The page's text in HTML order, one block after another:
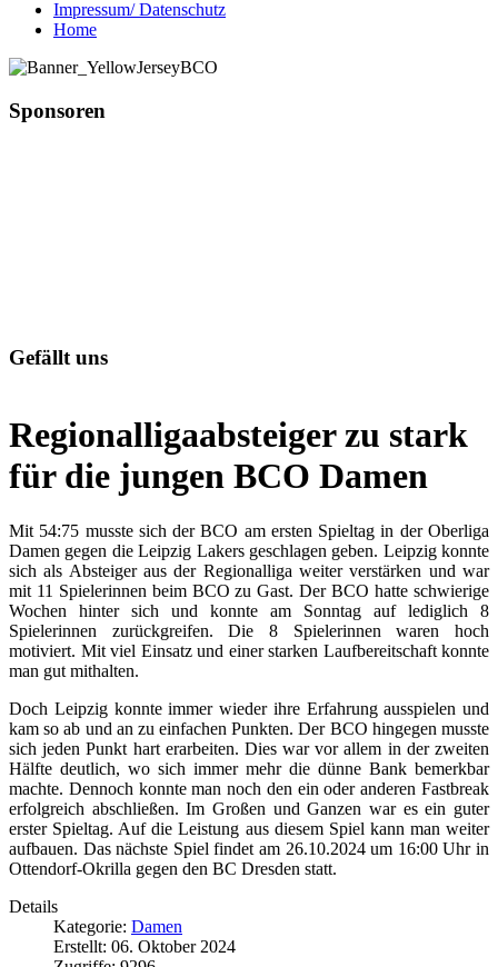
Impressum/ Datenschutz
Home
Sponsoren
Gefällt uns
Regionalligaabsteiger zu stark
für die jungen BCO Damen
Mit 54:75 musste sich der BCO am ersten Spieltag in der Oberliga
Damen gegen die Leipzig Lakers geschlagen geben. Leipzig konnte
sich als Absteiger aus der Regionalliga weiter verstärken und war
mit 11 Spielerinnen beim BCO zu Gast. Der BCO hatte schwierige
Wochen hinter sich und konnte am Sonntag auf lediglich 8
Spielerinnen zurückgreifen. Die 8 Spielerinnen waren hoch
motiviert. Mit viel Einsatz und einer starken Laufbereitschaft konnte
man gut mithalten.
Doch Leipzig konnte immer wieder ihre Erfahrung ausspielen und
kam so ab und an zu einfachen Punkten. Der BCO hingegen musste
sich jeden Punkt hart erarbeiten. Dies war vor allem in der zweiten
Hälfte deutlich, wo sich immer mehr die dünne Bank bemerkbar
machte. Dennoch konnte man noch den ein oder anderen Fastbreak
erfolgreich abschließen. Im Großen und Ganzen war es ein guter
erster Spieltag. Auf die Leistung aus diesem Spiel kann man weiter
aufbauen. Das nächste Spiel findet am 26.10.2024 um 16:00 Uhr in
Ottendorf-Okrilla gegen den BC Dresden statt.
Details
Kategorie: Damen
Erstellt: 06. Oktober 2024